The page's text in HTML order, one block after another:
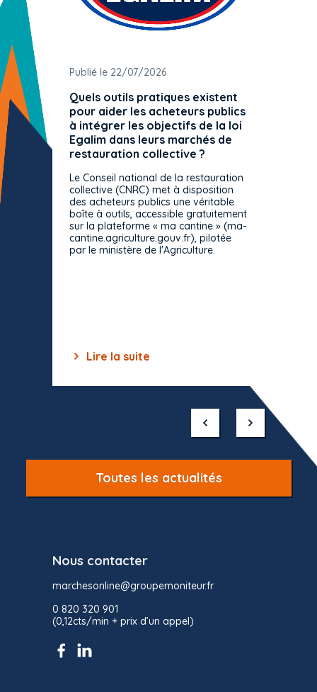
Publié le 22/07/2026
Quels outils pratiques existent
pour aider les acheteurs publics
à intégrer les objectifs de la loi
Egalim dans leurs marchés de
restauration collective ?
Le Conseil national de la restauration
collective (CNRC) met à disposition
des acheteurs publics une véritable
boîte à outils, accessible gratuitement
sur la plateforme « ma cantine » (ma-
cantine.agriculture.gouv.fr), pilotée
par le ministère de l'Agriculture.
Lire la suite
Toutes les actualités
Nous contacter
marchesonline@groupemoniteur.fr
0 820 320 901
(0,12cts/min + prix d’un appel)